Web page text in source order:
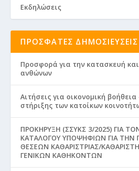
Εκδηλώσεις
ΠΡΌΣΦΑΤΕΣ ΔΗΜΟΣΙΕΎΣΕΙΣ
Προσφορά για την κατασκευή
ανθώνων
Aιτήσεις για οικονομική
στήριξης των κατοίκων
ΠΡΟΚΗΡΥΞΗ (ΣΣΥΚΣ 3/2025) ΓΙΑ
ΚΑΤΑΛΟΓΟΥ ΥΠΟΨΗΦΙΩΝ ΓΙΑ ΤΗΝ
ΘΕΣΕΩΝ ΚΑΘΑΡΙΣΤΡΙΑΣ/
ΓΕΝΙΚΩΝ ΚΑΘΗΚΟΝΤΩΝ